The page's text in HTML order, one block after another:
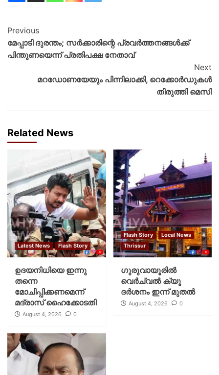
Previous
മേപ്പാടി ദുരന്തം; സർക്കാരിന്റെ പ്രവർത്തനങ്ങൾക്ക്
പിന്തുണയെന്ന് പ്രതിപക്ഷ നേതാവ്
Next
മറഡോണയേയും പിന്നിലാക്കി, റെക്കോര്‍ഡുകള്‍
തിരുത്തി മെസി
Related News
Latest News Flash Story
ഉദയനിധിയെ ഇന്നു
തന്നെ
മോചിപ്പിക്കണമെന്ന്
മദ്രാസ് ഹൈക്കോടതി
August 4, 2026 0
Flash Story
Local News
Thrissur
ഗുരുവായൂരില്‍
വെര്‍ച്വല്‍ ക്യൂ
ദര്‍ശനം ഇന്ന് മുതല്‍
August 4, 2026 0